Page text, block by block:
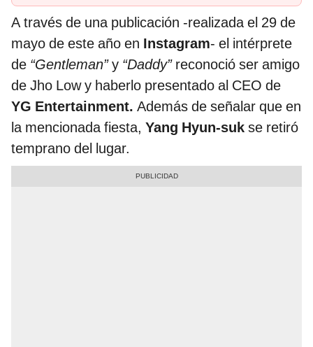
A través de una publicación -realizada el 29 de
mayo de este año en Instagram- el intérprete
de “Gentleman”y “Daddy”reconoció ser amigo
de Jho Low y haberlo presentado al CEO de
YG Entertainment. Además de señalar que en
la mencionada fiesta, Yang Hyun-suk se retiró
temprano del lugar.